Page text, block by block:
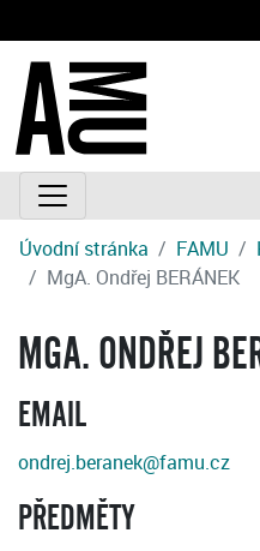
Úvodní stránka FAMU
MgA. Ondřej BERÁNEK
MGA. ONDŘEJ
EMAIL
ondrej.beranek@famu.cz
PŘEDMĚTY